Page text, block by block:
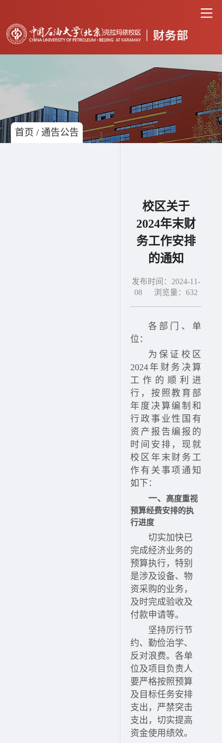
首页 /通告公告
校区关于
2024年末财
务工作安排
的通知
发布时间：2024-11-
08 浏览量： 632
各部门、单
位：
为保证校区
2024年财务决算
工作的顺利进
行，按照教育部
年度决算编制和
行政事业性国有
资产报告编报的
时间安排，现就
校区年末财务工
作有关事项通知
如下：
一、
高度重视
预算经费安排的执
行进度
切实加快已
完成经济业务的
预算执行，特别
是涉及设备、物
资采购的业务，
及时完成验收及
付款申请等。
坚持厉行节
约、勤俭治学、
反对浪费。各单
位及项目负责人
要严格按照预算
及目标任务安排
支出，严禁突击
支出，切实提高
资金使用绩效。